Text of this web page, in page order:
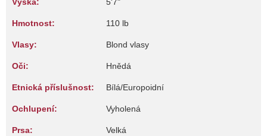
Hmotnost: 110 lb
Vlasy: Blond vlasy
Oči: Hnědá
Etnická příslušnost: Bílá/Europoidní
Ochlupení: Vyholená
Prsa: Velká